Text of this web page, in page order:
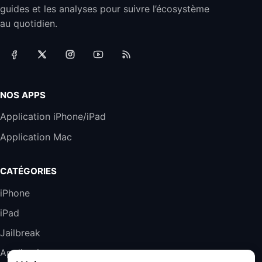
auriculaire Quick Disconnect - Casque
Filaire avec Microphone Antibruit Pour
Téléphones de Bureau
Harman Kardon SoundSticks 5 Haut-Parleur
289,47€
Galaxy S25 FE 6,7\" 5G Nano SIM 128 Go
Blanc
guides et les analyses pour suivre l’écosystème
au quotidien.
NOS APPS
Application iPhone/iPad
Application Mac
CATÉGORIES
iPhone
iPad
Jailbreak
Applications